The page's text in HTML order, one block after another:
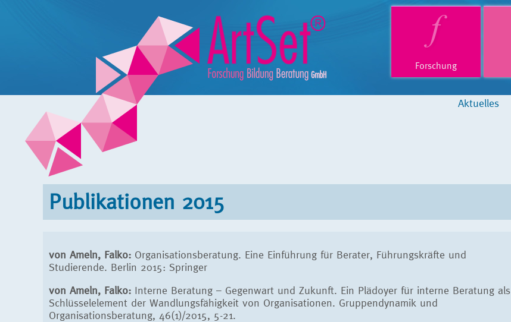
Forschung
Aktuelles
Publikationen 2015
von Ameln, Falko: Organisationsberatung. Eine Einführung für Berater, Führungskräfte und
Studierende. Berlin 2015: Springer
von Ameln, Falko: Interne Beratung – Gegenwart und Zukunft. Ein Plädoyer für interne Beratung als
Schlüsselelement der Wandlungsfähigkeit von Organisationen. Gruppendynamik und
Organisationsberatung, 46(1)/2015, 5-21.